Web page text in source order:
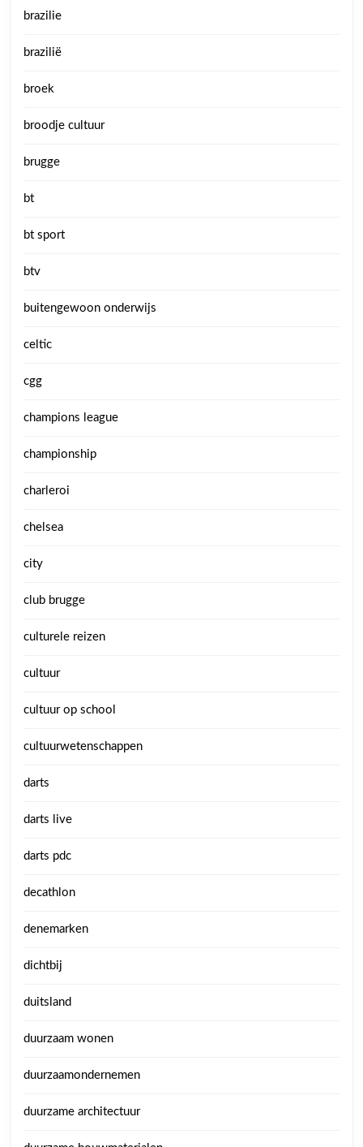
brazilie
brazilië
broek
broodje cultuur
brugge
bt
bt sport
btv
buitengewoon onderwijs
celtic
cgg
champions league
championship
charleroi
chelsea
city
club brugge
culturele reizen
cultuur
cultuur op school
cultuurwetenschappen
darts
darts live
darts pdc
decathlon
denemarken
dichtbij
duitsland
duurzaam wonen
duurzaamondernemen
duurzame architectuur